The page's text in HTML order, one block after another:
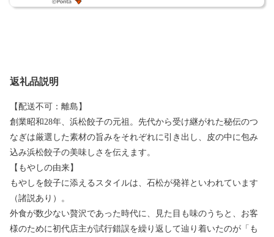
返礼品説明
【配送不可：離島】
創業昭和28年、浜松餃子の元祖。先代から受け継がれた秘伝のつ
なぎは厳選した素材の旨みをそれぞれに引き出し、皮の中に包み
込み浜松餃子の美味しさを伝えます。
【もやしの由来】
もやしを餃子に添えるスタイルは、石松が発祥といわれています
（諸説あり）。
外食が数少ない贅沢であった時代に、見た目も味のうちと、お客
様のために初代店主が試行錯誤を繰り返して辿り着いたのが「も